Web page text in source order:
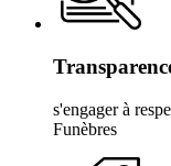
s'engager à
Funèbres